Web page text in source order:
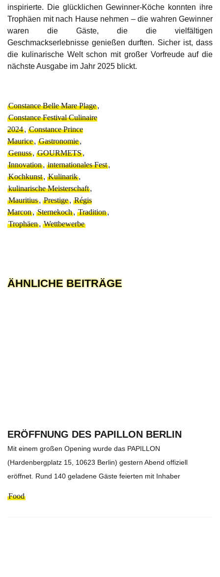
inspirierte. Die glücklichen Gewinner-Köche konnten ihre
Trophäen mit nach Hause nehmen – die wahren Gewinner
waren die Gäste, die die vielfältigen
Geschmackserlebnisse genießen durften. Sicher ist, dass
die kulinarische Welt schon mit großer Vorfreude auf die
nächste Ausgabe im Jahr 2025 blickt.
Constance Belle Mare Plage,
Constance Festival Culinaire
2024, Constance Prince
Maurice, Gastronomie,
Genuss, GOURMETS,
Innovation, internationales Fest,
Kochkunst, Kulinarik,
kulinarische Meisterschaft,
Mauritius, Prestige, Régis
Marcon, Sternekoch, Tradition,
Trophäen, Wettbewerbe
ÄHNLICHE BEITRÄGE
ERÖFFNUNG DES PAPILLON BERLIN
Mit einem großen Opening wurde das PAPILLON
(Hardenbergplatz 15, 10623 Berlin) gestern Abend offiziell
eröffnet. Rund 140 geladene Gäste feierten mit Inhaber
Food